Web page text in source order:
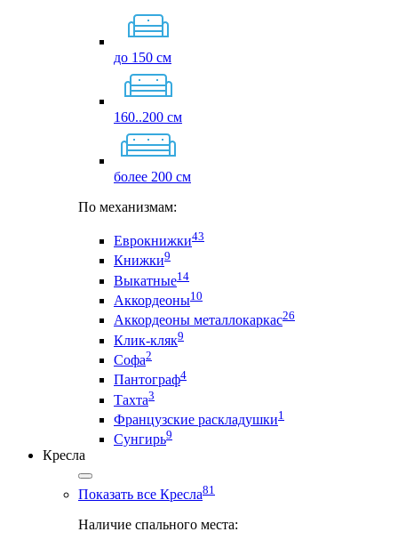
до 150 см
160..200 см
более 200 см
По механизмам:
Еврокнижки43
Книжки9
Выкатные14
Аккордеоны10
Аккордеоны металлокаркас26
Клик-кляк9
Софа2
Пантограф4
Тахта3
Французские раскладушки1
Сунгирь9
Кресла
Показать все Кресла81
Наличие спального места: